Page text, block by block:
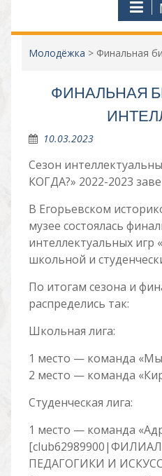
Молодёжка > Финальная
ФИНАЛЬНАЯ
10.03.2023
Сезон
КОГДА?» 2022-2023
В Егорьевском
музее состоялась
интеллектуальных игр
школьной и
По итогам сезона и
распределись так:
Школьная лига:
1 место — команда
2 место — команда
Студенческая лига:
1 место — команда
ПЕДАГОГИКИ И